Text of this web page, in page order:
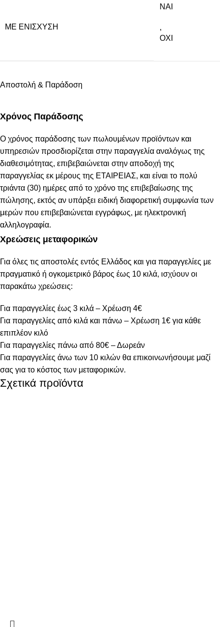
ΜΕ ΕΝΊΣΧΥΣΗ
NAI
,
ΟΧΙ
Αποστολή & Παράδοση
Χρόνος Παράδοσης
Ο χρόνος παράδοσης των πωλουμένων προϊόντων και
υπηρεσιών προσδιορίζεται στην παραγγελία αναλόγως της
διαθεσιμότητας, επιβεβαιώνεται στην αποδοχή της
παραγγελίας εκ μέρους της ΕΤΑΙΡΕΙΑΣ, και είναι το πολύ
τριάντα (30) ημέρες από το χρόνο της επιβεβαίωσης της
πώλησης, εκτός αν υπάρξει ειδική διαφορετική συμφωνία των
μερών που επιβεβαιώνεται εγγράφως, με ηλεκτρονική
αλληλογραφία.
Χρεώσεις μεταφορικών
Για όλες τις αποστολές εντός Ελλάδος και για παραγγελίες με
πραγματικό ή ογκομετρικό βάρος έως 10 κιλά, ισχύουν οι
παρακάτω χρεώσεις:
Για παραγγελίες έως 3 κιλά – Χρέωση 4€
Για παραγγελίες από κιλά και πάνω – Χρέωση 1€ για κάθε
επιπλέον κιλό
Για παραγγελίες πάνω από 80€ – Δωρεάν
Για παραγγελίες άνω των 10 κιλών θα επικοινωνήσουμε μαζί
σας για το κόστος των μεταφορικών.
Σχετικά προϊόντα